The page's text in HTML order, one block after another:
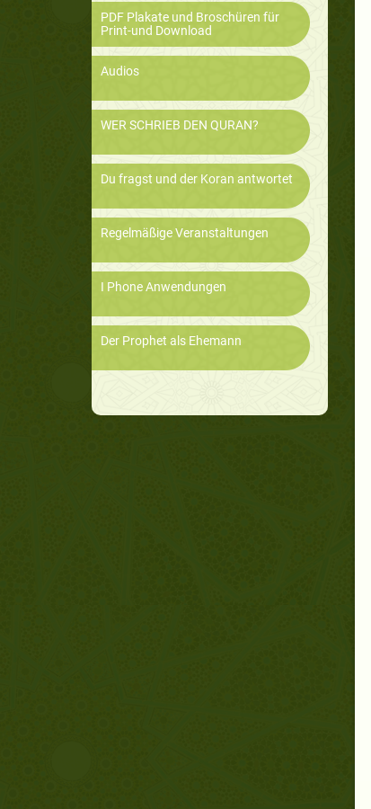
PDF Plakate und Broschüren für
Print-und Download
Audios
WER SCHRIEB DEN QURAN?
Du fragst und der Koran antwortet
Regelmäßige Veranstaltungen
I Phone Anwendungen
Der Prophet als Ehemann